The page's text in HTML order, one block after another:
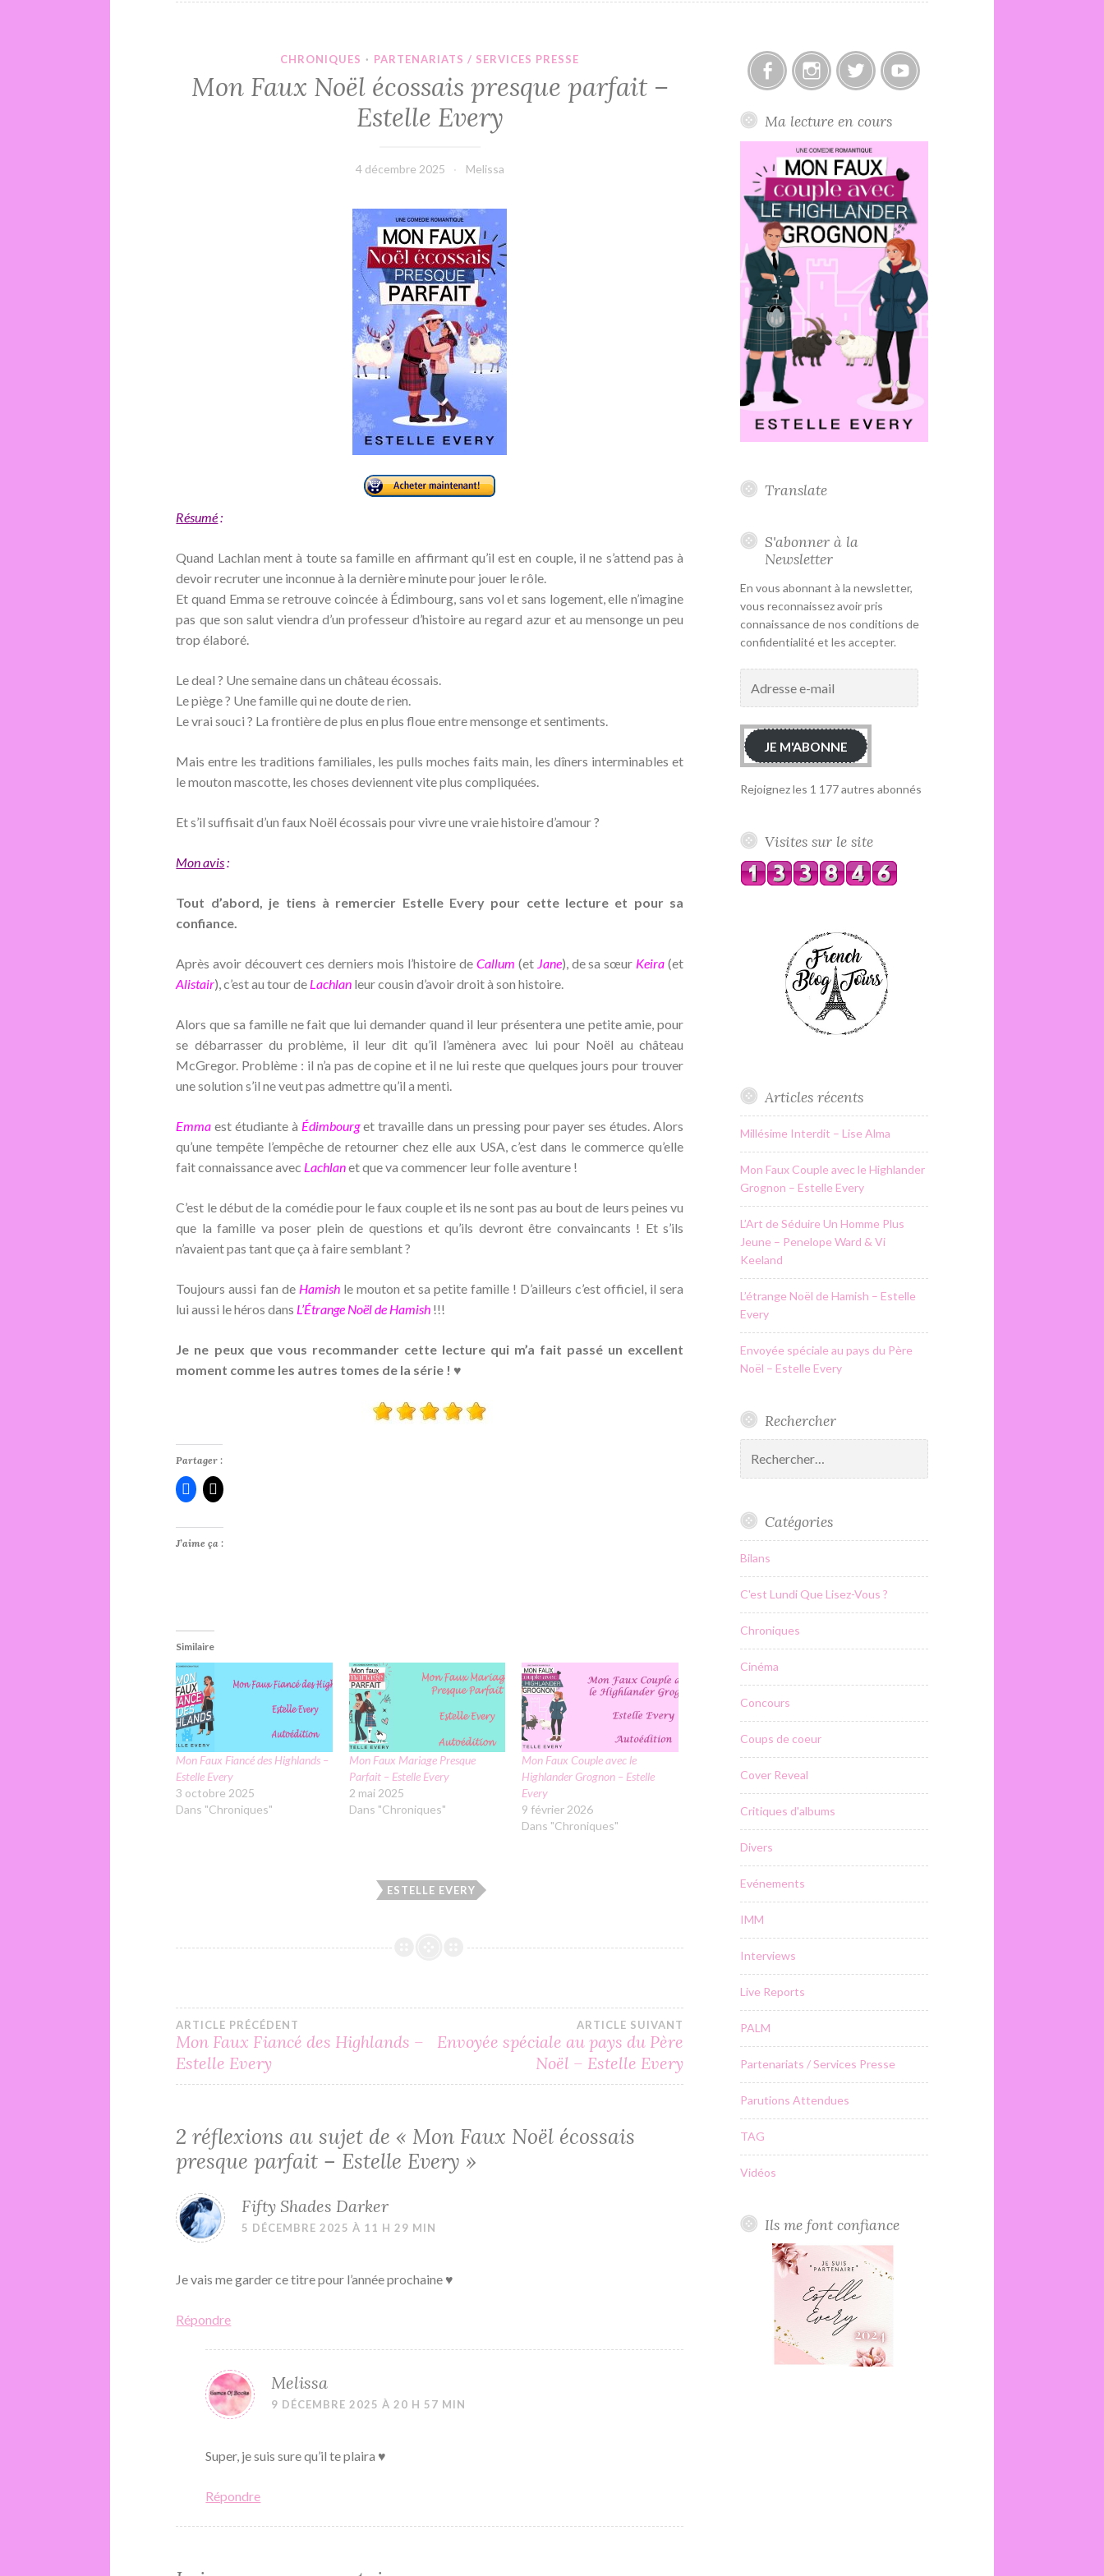
CHRONIQUES · PARTENARIATS / SERVICES PRESSE
Mon Faux Noël écossais presque parfait –
Estelle Every
4 décembre 2025 Melissa
Résumé:
Quand Lachlan ment à toute sa famille en affirmant qu’il est en couple, il ne s’attend pas à
devoir recruter une inconnue à la dernière minute pour jouer le rôle.
Et quand Emma se retrouve coincée à Édimbourg, sans vol et sans logement, elle n’imagine
pas que son salut viendra d’un professeur d’histoire au regard azur et au mensonge un peu
trop élaboré.
Le deal ? Une semaine dans un château écossais.
Le piège ? Une famille qui ne doute de rien.
Le vrai souci ? La frontière de plus en plus floue entre mensonge et sentiments.
Mais entre les traditions familiales, les pulls moches faits main, les dîners interminables et
le mouton mascotte, les choses deviennent vite plus compliquées.
Et s’il suffisait d’un faux Noël écossais pour vivre une vraie histoire d’amour ?
Mon avis:
Tout d’abord, je tiens à remercier Estelle Every pour cette lecture et pour sa
confiance.
Après avoir découvert ces derniers mois l’histoire de Callum (etJane), de sa sœur Keira (et
Alistair), c’est au tour de Lachlan leur cousin d’avoir droit à son histoire.
Alors que sa famille ne fait que lui demander quand il leur présentera une petite amie, pour
se débarrasser du problème, il leur dit qu’il l’amènera avec lui pour Noël au château
McGregor. Problème : il n’a pas de copine et il ne lui reste que quelques jours pour trouver
une solution s’il ne veut pas admettre qu’il a menti.
Emma est étudiante à Édimbourget travaille dans un pressing pour payer ses études. Alors
qu’une tempête l’empêche de retourner chez elle aux USA, c’est dans le commerce qu’elle
fait connaissance avec Lachlanet que va commencer leur folle aventure !
C’est le début de la comédie pour le faux couple et ils ne sont pas au bout de leurs peines vu
que la famille va poser plein de questions et qu’ils devront être convaincants ! Et s’ils
n’avaient pas tant que ça à faire semblant ?
Toujours aussi fan de Hamishle mouton et sa petite famille ! D’ailleurs c’est officiel, il sera
lui aussi le héros dans L’Étrange Noël de Hamish !!!
Je ne peux que vous recommander cette lecture qui m’a fait passé un excellent
moment comme les autres tomes de la série ! ♥
Partager :
J’aime ça :
Similaire
Mon Faux Fiancé des Highlands –
Estelle Every
3 octobre 2025
Dans "Chroniques"
Mon Faux Mariage Presque
Parfait – Estelle Every
2 mai 2025
Dans "Chroniques"
Mon Faux Couple avec le
Highlander Grognon – Estelle
Every
9 février 2026
Dans "Chroniques"
ESTELLE EVERY
Navigation
de
ARTICLE PRÉCÉDENT
Mon Faux Fiancé des Highlands –
Estelle Every
ARTICLE SUIVANT
Envoyée spéciale au pays du Père
Noël – Estelle Every
2 réflexions au sujet de « Mon Faux Noël écossais
presque parfait – Estelle Every »
Fifty Shades Darker
5 DÉCEMBRE 2025 À 11 H 29 MIN
Je vais me garder ce titre pour l’année prochaine ♥
Répondre
Melissa
9 DÉCEMBRE 2025 À 20 H 57 MIN
Super, je suis sure qu’il te plaira ♥
Répondre
Ma lecture en cours
Translate
S'abonner à la
Newsletter
En vous abonnant à la newsletter,
vous reconnaissez avoir pris
connaissance de nos conditions de
confidentialité et les accepter.
JE M'ABONNE
Rejoignez les 1 177 autres abonnés
Visites sur le site
Articles récents
Millésime Interdit – Lise Alma
Mon Faux Couple avec le Highlander
Grognon – Estelle Every
L’Art de Séduire Un Homme Plus
Jeune – Penelope Ward & Vi
Keeland
L’étrange Noël de Hamish – Estelle
Every
Envoyée spéciale au pays du Père
Noël – Estelle Every
Rechercher
Catégories
Bilans
C'est Lundi Que Lisez-Vous ?
Chroniques
Cinéma
Concours
Coups de coeur
Cover Reveal
Critiques d'albums
Divers
Evénements
IMM
Interviews
Live Reports
PALM
Partenariats / Services Presse
Parutions Attendues
TAG
Vidéos
Ils me font confiance